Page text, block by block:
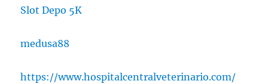
Slot Depo 5K
medusa88
https://www.hospitalcentralveterinario.com/